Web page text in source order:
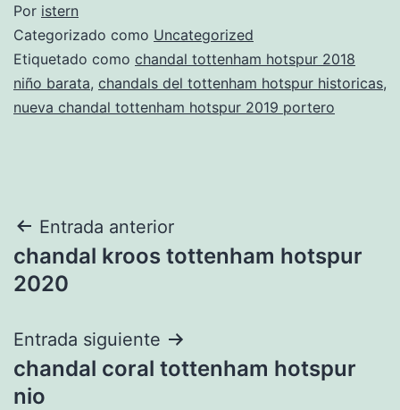
Por istern
Categorizado como Uncategorized
Etiquetado como chandal tottenham hotspur 2018
niño barata, chandals del tottenham hotspur historicas,
nueva chandal tottenham hotspur 2019 portero
Navegación
de
Entrada anterior
chandal kroos tottenham hotspur
2020
Entrada siguiente
chandal coral tottenham hotspur
nio